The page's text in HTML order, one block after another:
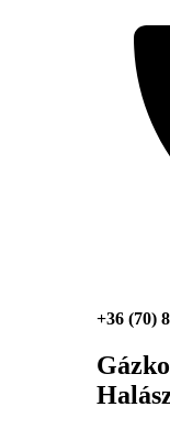
+36 (70)